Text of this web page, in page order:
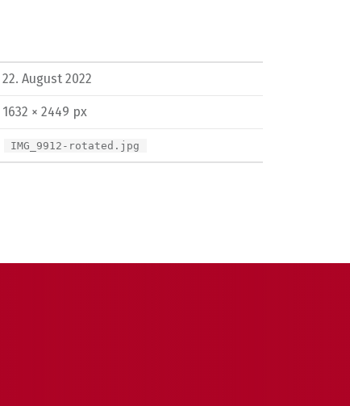
22. August 2022
1632 × 2449 px
IMG_9912-rotated.jpg